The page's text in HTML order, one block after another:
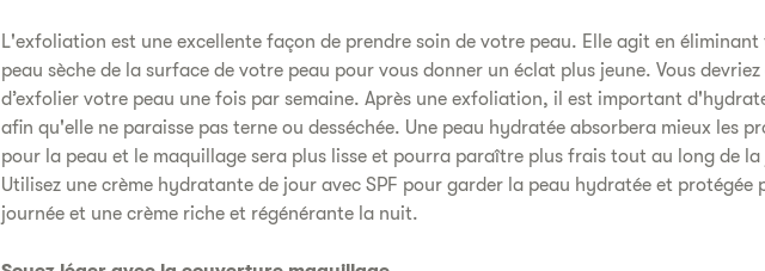
L'exfoliation est une excellente façon de prendre soin de votre peau. Elle agit en éliminant
peau sèche de la surface de votre peau pour vous donner un éclat plus jeune. Vous devriez
d’exfolier votre peau une fois par semaine. Après une exfoliation, il est important
afin qu'elle ne paraisse pas terne ou desséchée. Une peau hydratée absorbera mieux les
pour la peau et le maquillage sera plus lisse et pourra paraître plus frais tout au long de la
Utilisez une crème hydratante de jour avec SPF pour garder la peau hydratée et protégée
journée et une crème riche et régénérante la nuit.